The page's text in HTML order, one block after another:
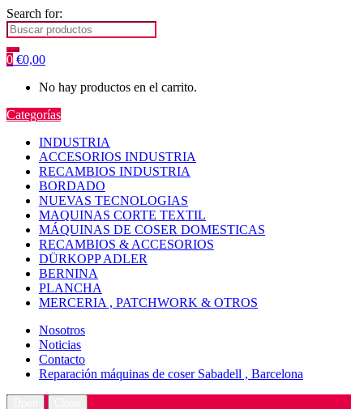
Search for:
0 €0,00
No hay productos en el carrito.
Categorías
INDUSTRIA
ACCESORIOS INDUSTRIA
RECAMBIOS INDUSTRIA
BORDADO
NUEVAS TECNOLOGIAS
MAQUINAS CORTE TEXTIL
MÁQUINAS DE COSER DOMESTICAS
RECAMBIOS & ACCESORIOS
DÜRKOPP ADLER
BERNINA
PLANCHA
MERCERIA , PATCHWORK & OTROS
Nosotros
Noticias
Contacto
Reparación máquinas de coser Sabadell , Barcelona